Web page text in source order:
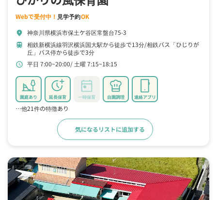
Webで受付中！ 見学予約OK
location_on 神奈川県横浜市保土ケ谷区常盤台75-3
train 相鉄新横浜線羽沢横浜国大駅から徒歩で13分 相鉄バス「ひじりが
丘」バス停から徒歩で3分
schedule 平日 7:00~20:00 土曜 7:15~18:15
園庭あり 延長保育 一時保育 自園調理 連絡アプリ
…他21件の特徴あり
気になるリストに追加する